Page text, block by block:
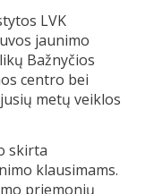
LVK
jaunimo
Bažnyčios
centro bei
metų veiklos
skirta
klausimams.
priemonių